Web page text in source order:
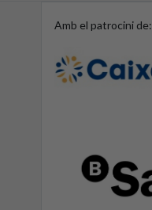
Amb el patrocini de: